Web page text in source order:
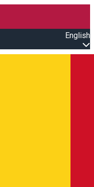
English